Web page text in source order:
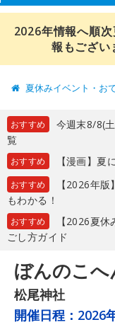
2026年情報へ順
報もござい
夏休みイベント・お
おすすめ
今週末8/8(
覧
おすすめ 【漫画】夏
おすすめ
【2026年
もわかる！
おすすめ
【2026夏
ごし方ガイド
ぼんのこ
松尾神社
開催日程： 2026